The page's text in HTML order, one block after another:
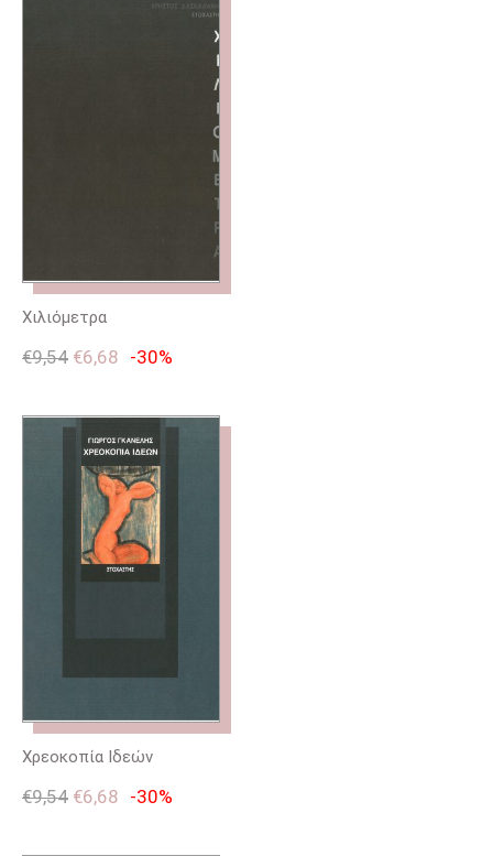
Χιλιόμετρα
€9,54 €6,68 -30%
Χρεοκοπία Ιδεών
€9,54 €6,68 -30%